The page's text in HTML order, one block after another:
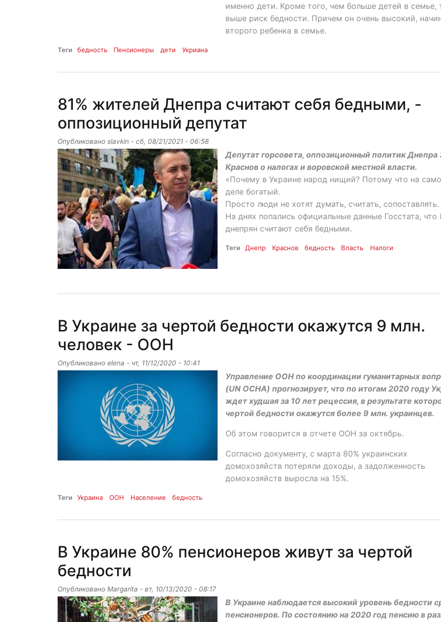
именно дети. Кроме того, чем больше детей в семье,
выше риск бедности. Причем он очень высокий,
второго ребенка в семье.
Теги бедность Пенсионеры дети Укриана
81% жителей Днепра считают себя бедными, -
оппозиционный депутат
Опубликовано slavkin - сб, 08/21/2021 - 06:58
Депутат горсовета, оппозиционный политик Днепра
Краснов о налогах и воровской местной власти.
«Почему в Украине народ нищий? Потому что на
деле богатый.
Просто люди не хотят думать, считать, сопоставлять.
На днях попались официальные данные Госстата, что
днепрян считают себя бедными.
Теги Днепр Краснов бедность Власть Налоги
В Украине за чертой бедности окажутся 9 млн.
человек - ООН
Опубликовано elena - чт, 11/12/2020 - 10:41
Управление ООН по координации гуманитарных
(UN OCHA) прогнозирует, что по итогам 2020 году
ждет худшая за 10 лет рецессия, в результате
чертой бедности окажутся более 9 млн. украинцев.
Об этом говорится в отчете ООН за октябрь.
Согласно документу, с марта 80% украинских
домохозяйств потеряли доходы, а задолженность
домохозяйств выросла на 15%.
Теги Украина ООН Население бедность
В Украине 80% пенсионеров живут за чертой
бедности
Опубликовано Margarita - вт, 10/13/2020 - 08:17
В Украине наблюдается высокий уровень бедности
пенсионеров. По состоянию на 2020 год пенсию в